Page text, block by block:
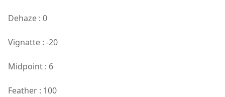
Dehaze : 0
Vignatte : -20
Midpoint : 6
Feather : 100